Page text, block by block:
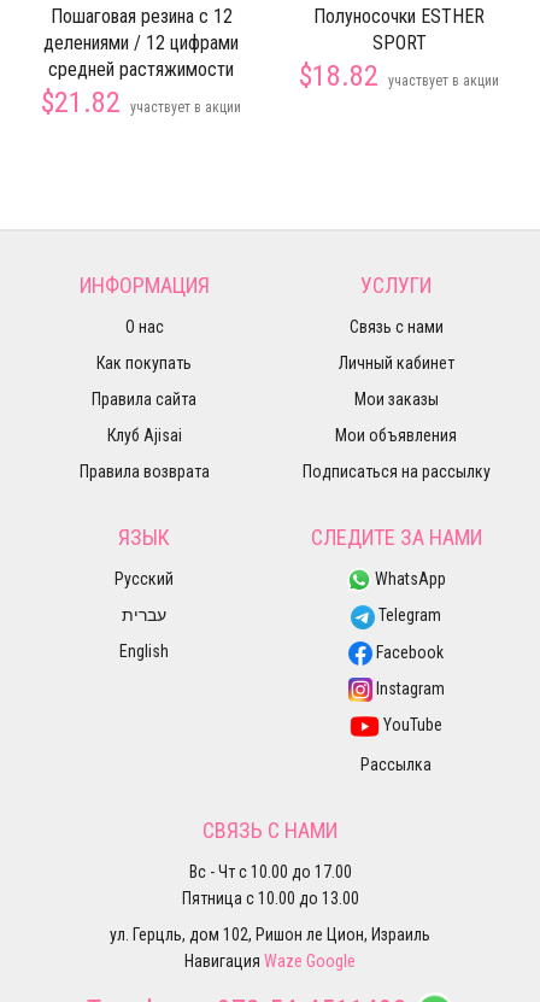
Пошаговая резина с 12
делениями / 12 цифрами
средней растяжимости
$21.82 участвует в акции
Полуносочки ESTHER
SPORT
$18.82 участвует в акции
ИНФОРМАЦИЯ
О нас
Как покупать
Правила сайта
Клуб Ajisai
Правила возврата
УСЛУГИ
Связь с нами
Личный кабинет
Мои заказы
Мои объявления
Подписаться на рассылку
ЯЗЫК
Русский
עברית
English
СЛЕДИТЕ ЗА НАМИ
WhatsApp
Telegram
Facebook
Instagram
YouTube
Рассылка
СВЯЗЬ С НАМИ
Вс - Чт с 10.00 до 17.00
Пятница с 10.00 до 13.00
ул. Герцль, дом 102, Ришон ле Цион, Израиль
Навигация Waze Google